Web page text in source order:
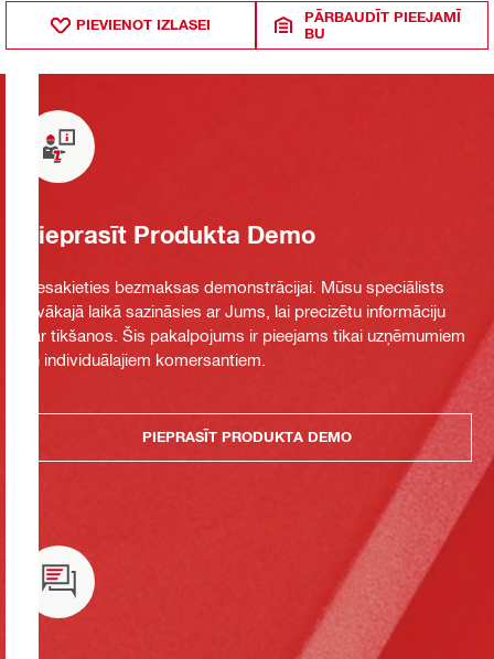
PIEVIENOT IZLASEI
PĀRBAUDĪT PIEEJAMĪ
BU
Pieprasīt Produkta Demo
Piesakieties bezmaksas demonstrācijai. Mūsu speciālists
tuvākajā laikā sazināsies ar Jums, lai precizētu informāciju
par tikšanos. Šis pakalpojums ir pieejams tikai uzņēmumiem
un individuālajiem komersantiem.
PIEPRASĪT PRODUKTA DEMO